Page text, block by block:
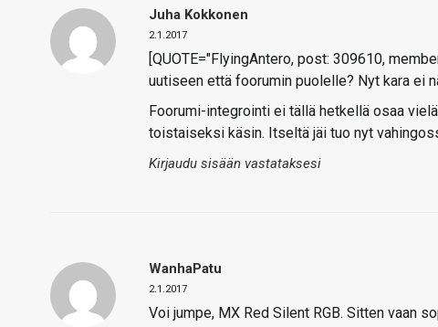
Juha Kokkonen
2.1.2017
[QUOTE="FlyingAntero, post: 309610,
uutiseen että foorumin puolelle? Nyt kara ei
Foorumi-integrointi ei tällä hetkellä osaa
toistaiseksi käsin. Itseltä jäi tuo nyt
Kirjaudu sisään vastataksesi
WanhaPatu
2.1.2017
Voi jumpe, MX Red Silent RGB. Sitten vaan